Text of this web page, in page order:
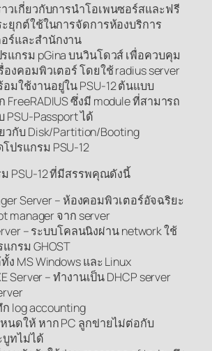
าวเกี่ยวกับการนำโอเพนซอร์สและฟรี
ะยุกต์ใช้ในการจัดการห้องบริการ
ร์และสำนักงาน
แกรม pGina บนวินโดวส์ เพื่อควบคุม
องคอมพิวเตอร์ โดยใช้ radius server
มใช้งานอยู่ใน PSU-12 ต้นแบบ
ซึ่งมี module ที่สามารถ
PSU-Passport ได้
วกับ Disk/Partition/Booting
ปรแกรม PSU-12
PSU-12 ที่มีสรรพคุณดังนี้
Server – ห้องคอมพิวเตอร์อัจฉริยะ
manager จาก server
– ระบบโคลนนิงผ่าน network ใช้
กรม GHOST
MS Windows และ Linux
Server – ทำงานเป็น DHCP server
log accounting
นดให้ หาก PC ลูกข่ายไม่ต่อกับ
บูทไม่ได้